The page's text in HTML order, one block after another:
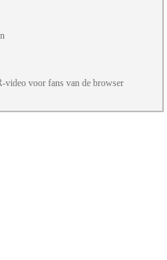
video voor fans van de browser